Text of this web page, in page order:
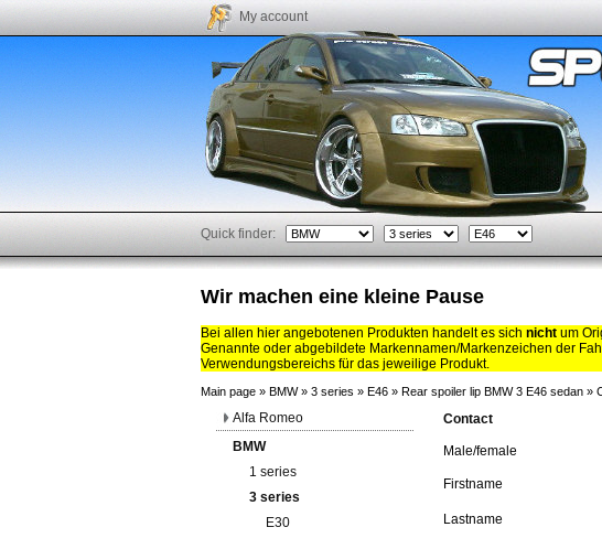
My account
Quick finder:
Wir machen eine kleine Pause
Bei allen hier angebotenen Produkten handelt es sich nicht um
Genannte oder abgebildete Markennamen/Markenzeichen der
Verwendungsbereichs für das jeweilige Produkt.
Main page » BMW» 3 series » E46 » Rear spoiler lip BMW 3 E46 sedan »
Contact
Male/female
Firstname
Lastname
Alfa Romeo
BMW
1 series
3 series
E30